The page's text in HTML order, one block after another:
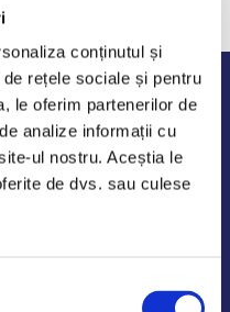
conținutul și
rețele sociale și pentru
le oferim partenerilor de
analize informații cu
ul nostru. Aceștia le
de dvs. sau culese